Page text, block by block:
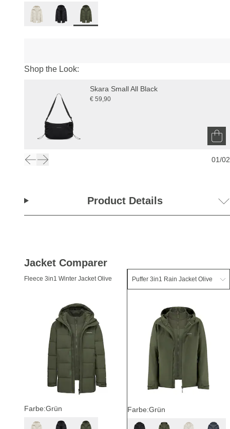
Shop the Look:
Skara Small All Black
€ 59,90
01/02
Product Details
Jacket Comparer
Fleece 3in1 Winter Jacket Olive
Farbe:Grün Farbe:Grün